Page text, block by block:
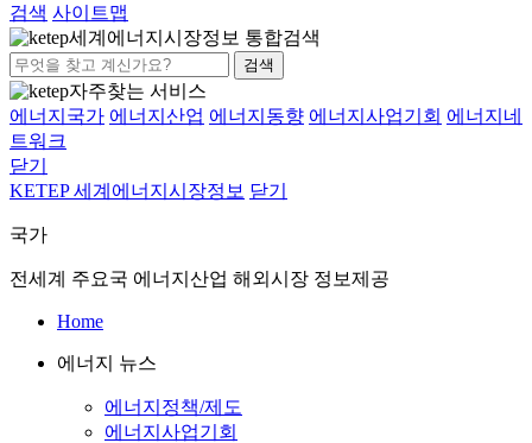
검색 사이트맵
세계에너지시장정보 통합검색
검색
자주찾는 서비스
에너지국가 에너지산업 에너지동향 에너지사업기회 에너지네
트워크
닫기
KETEP 세계에너지시장정보 닫기
국가
전세계 주요국 에너지산업 해외시장 정보제공
Home
에너지 뉴스
에너지정책/제도
에너지사업기회